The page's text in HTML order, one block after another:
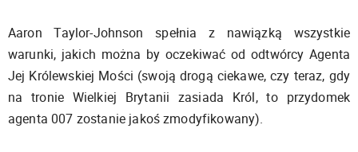
Aaron Taylor-Johnson spełnia z nawiązką wszystkie
warunki, jakich można by oczekiwać od odtwórcy Agenta
Jej Królewskiej Mości (swoją drogą ciekawe, czy teraz, gdy
na tronie Wielkiej Brytanii zasiada Król, to przydomek
agenta 007 zostanie jakoś zmodyfikowany).